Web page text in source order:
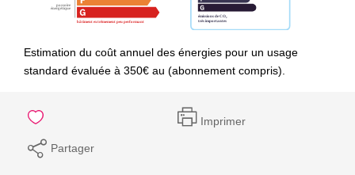
Estimation du coût annuel des énergies pour un usage
standard évaluée à 350€ au (abonnement compris).
Imprimer
Partager